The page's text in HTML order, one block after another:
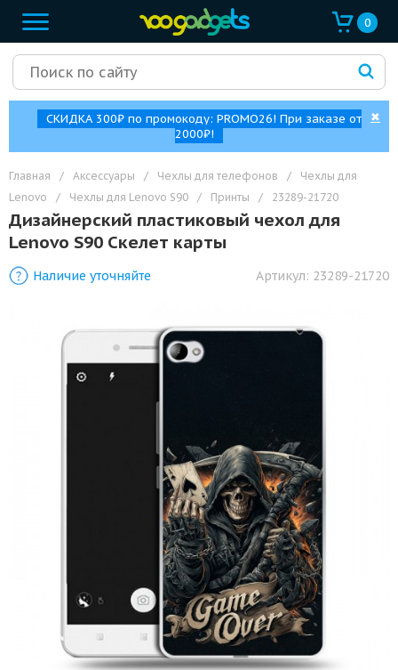
0
СКИДКА 300₽ по промокоду: PROMO26! При заказе от
2000₽!
✖
Главная / Аксессуары / Чехлы для телефонов /
Чехлы для
Lenovo
/ Чехлы для Lenovo S90 / Принты / 23289-21720
Дизайнерский пластиковый чехол для
Lenovo S90 Скелет карты
Наличие уточняйте Артикул: 23289-21720